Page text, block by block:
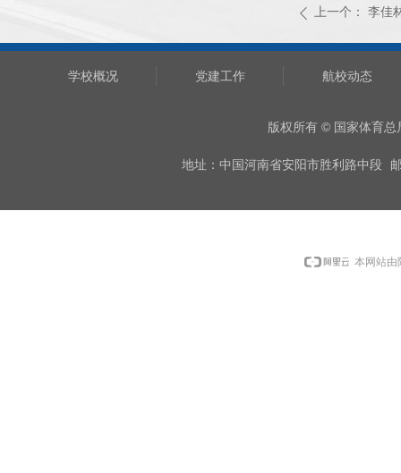
ꄴ 上一个： 李佳
版权所有 © 国家体育总
地址：中国河南省安阳市胜利路中段
学校概况 党建工作 航校动态
本网站由